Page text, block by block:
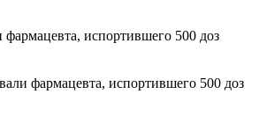
фармацевта, испортившего 500 доз